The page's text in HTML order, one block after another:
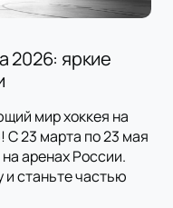
2026: яркие
мир хоккея на
С 23 марта по 23 мая
аренах России.
станьте частью